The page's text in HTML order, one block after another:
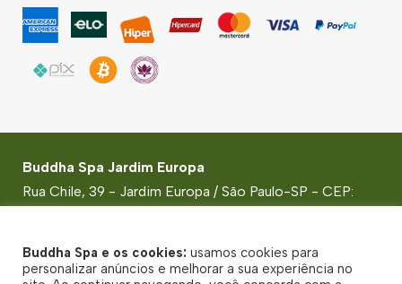
Buddha Spa Jardim Europa
Rua Chile, 39 - Jardim Europa / São Paulo-SP - CEP:
Todos direitos reservados
Buddha Spa e os cookies: usamos cookies para
personalizar anúncios e melhorar a sua experiência no